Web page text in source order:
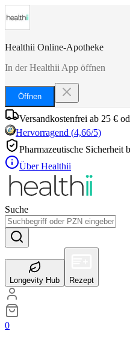
Healthii Online-Apotheke
In der Healthii App öffnen
Öffnen
Versandkostenfrei ab 25 €
Hervorragend (4,66/5)
Pharmazeutische Sicherheit
Über Healthii
Suche
Longevity Hub Rezept
0